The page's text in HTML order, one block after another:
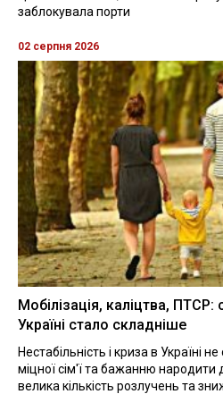
заблокувала порти
02 серпня 2026
Мобілізація, каліцтва, ПТСР:
Україні стало складніше
Нестабільність і криза в Україні
міцної сім'ї та бажанню народити
велика кількість розлучень та